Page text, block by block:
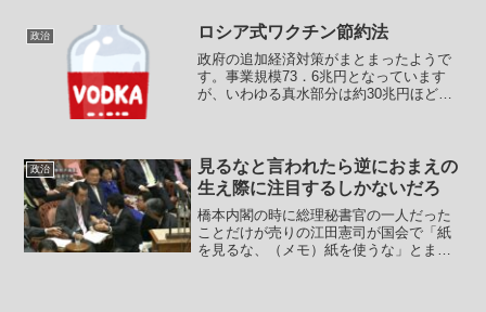
志の会」を立ち...
政治 ロシア式ワクチン節約法
政府の追加経済対策がまとまったようで
す。事業規模73．6兆円となっています
が、いわゆる真水部分は約30兆円ほどと
いくらいくらだと...
政治
見るなと言われたら逆におまえの
生え際に注目するしかないだろ
橋本内閣の時に総理秘書官の一人だった
ことだけが売りの江田憲司が国会で「紙
を見るな、（メモ）紙を使うな」とまた